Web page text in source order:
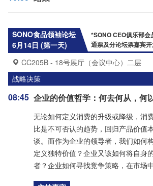
SONO食品领袖论坛
6月14日 (第一天)
*SONO CEO俱乐部
通票及分论坛票嘉宾开
CC205B - 18号展厅（会议中心）二层
战略决策
08:45 企业的价值哲学：何去何从，何
无论如何定义消费的升级或降级，消
比是不可否认的趋势，回归产品价值
谈。而作为企业的领导者，我们如何
定义独特价值？企业又该如何将自身
者？企业如何寻找竞争策略，在市场